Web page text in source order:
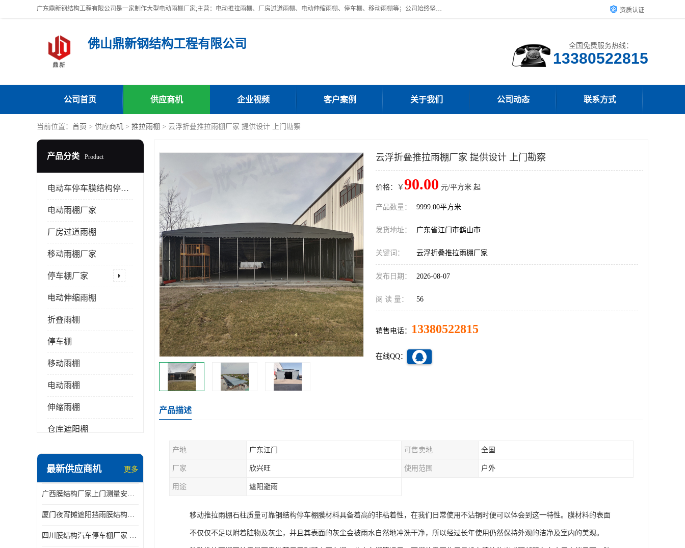
广东鼎新钢结构工程有限公司是一家制作大型电动雨棚厂家;主营：电动推拉雨棚、厂房过道雨棚、电动伸缩雨棚、停车棚、移动雨棚等；公司始终坚持结构创新,品质优越,美观形象,且售后服务好。公司充分吸纳当今休闲用品的前端技术和风格,为您带来质价相宜,时尚典雅的各种户外用品, 资质认证
佛山鼎新钢结构工程有限公司 全国免费服务热线：
13380522815
公司首页 供应商机 企业视频 客户案例 关于我们 公司动态 联系方式
当前位置： 首页 > 供应商机 > 推拉雨棚 > 云浮折叠推拉雨棚厂家 提供设计 上门勘察
产品分类 Product
电动车停车膜结构停车棚
电动雨棚厂家
厂房过道雨棚
移动雨棚厂家
停车棚厂家
电动伸缩雨棚
折叠雨棚
停车棚
移动雨棚
电动雨棚
伸缩雨棚
仓库遮阳棚
电动推拉雨棚
膜结构停景观棚
最新供应商机 更多
广西膜结构厂家上门测量安装发货，厂家发货没有差价
厦门夜宵摊遮阳挡雨膜结构雨棚设计 上门测量 款式多
四川膜结构汽车停车棚厂家 款式多 提供报价
云浮折叠推拉雨棚厂家 提供设计 上门勘察
价格：￥ 90.00 元/平方米 起
产品数量： 9999.00平方米
发货地址： 广东省江门市鹤山市
关键词： 云浮折叠推拉雨棚厂家
发布日期： 2026-08-07
阅 读 量： 56
销售电话： 13380522815
在线QQ：
产品描述
产地 广东江门 可售卖地 全国
厂家 欣兴旺 使用范围 户外
用途 遮阳避雨
移动推拉雨棚石柱质量可靠钢结构停车棚膜材料具备着高的非粘着性，在我们日常使用不沾锅时便可以体会到这一特性。膜材料的表面
不仅仅不足以附着脏物及灰尘，并且其表面的灰尘会被雨水自然地冲洗干净，所以经过长年使用仍然保持外观的洁净及室内的美观。